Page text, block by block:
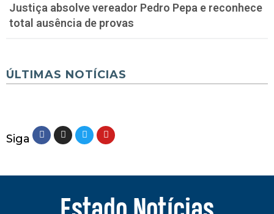
Justiça absolve vereador Pedro Pepa e reconhece
total ausência de provas
ÚLTIMAS NOTÍCIAS
Siga